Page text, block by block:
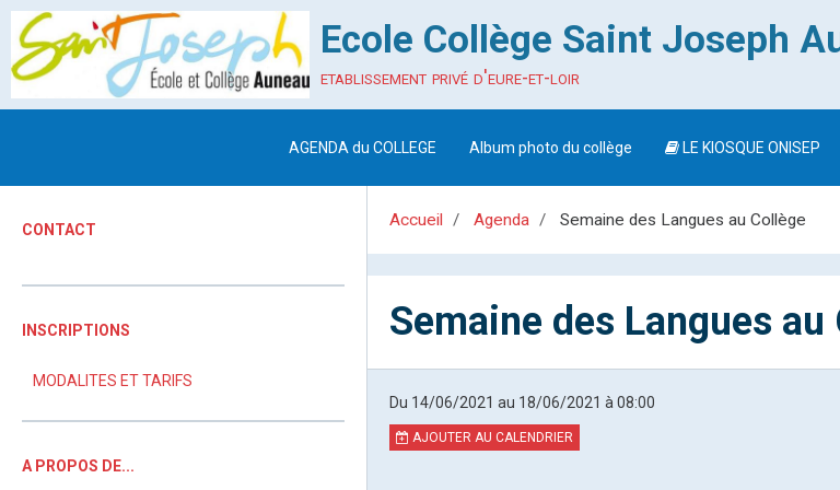
Ecole Collège Saint Joseph
etablissement privé d'eure-et-loir
AGENDA du COLLEGE Album photo du collège LE KIOSQUE ONISEP
Accueil Agenda Semaine des Langues au Collège
Semaine des Langues au
Du 14/06/2021 au 18/06/2021 à 08:00
AJOUTER AU CALENDRIER
CONTACT
INSCRIPTIONS
MODALITES ET TARIFS
A PROPOS DE...